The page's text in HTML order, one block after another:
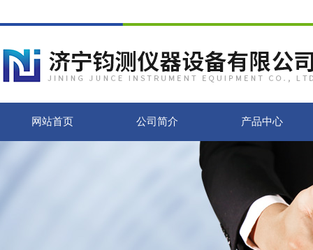
网站首页 公司简介 产品中心